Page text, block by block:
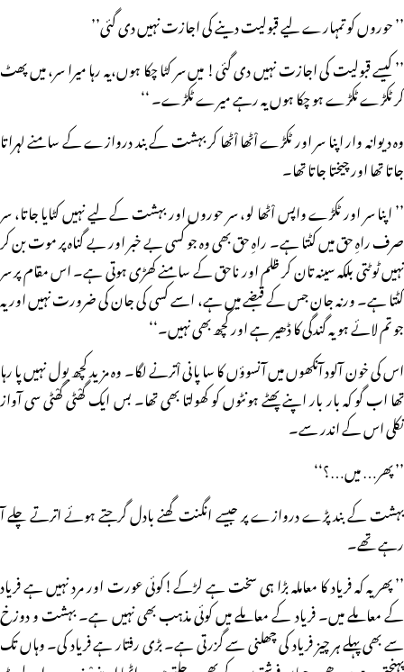
’’ حوروں کو تمہارے لیے قبولیت دینے کی اجازت نہیں دی گئی’’
’’ کیسے قبولیت کی اجازت نہیں دی گئی! میں سر کٹا چکا ہوں،یہ رہا میرا سر، میں پھٹ
کر ٹکڑے ٹکڑے ہو چکا ہوں یہ رہے میرے ٹکڑے۔ ‘‘
وہ دیوانہ وار اپنا سر اور ٹکڑے اْٹھا اْٹھا کر بہشت کے بند دروازے کے سامنے لہراتا
جاتا تھا اور چیختا جاتا تھا۔
’’ اپنا سر اور ٹکڑے واپس اْٹھا لو، سر حوروں اور بہشت کے لیے نہیں کٹایا جاتا، سر
صرف راہِ حق میں کٹتا ہے۔ راہِ حق بھی وہ جو کسی بے خبر اور بے گناہ پر موت بن کر
نہیں ٹوٹتی بلکہ سینہ تان کر ظلم اور ناحق کے سامنے کھڑی ہوتی ہے۔ اس مقام پر سر
کٹتا ہے۔ ورنہ جان جس کے قبضے میں ہے، اسے کسی کی جان کی ضرورت نہیں اور یہ
جو تم لائے ہو یہ گندگی کا ڈھیر ہے اور کچھ بھی نہیں۔‘‘
اس کی خون آلود آنکھوں میں آنسوؤں کا سا پانی اْترنے لگا۔ وہ مزید کچھ بول نہیں پا رہا
تھا اب گو کہ بار بار اپنے پھٹے ہونٹوں کو کھولتا بھی تھا۔ بس ایک گھْٹی گھْٹی سی آواز
نکلی اس کے اندر سے۔
’’ پھر… میں…؟‘‘
بہشت کے بند پڑے دروازے پر جیسے انگنت گھنے بادل گرجتے ہوئے اترتے چلے آ
رہے تھے۔
’’ پھر یہ کہ فریاد کا معاملہ بڑا ہی سخت ہے لڑکے!کوئی عورت اور مرد نہیں ہے فریاد
کے معاملے میں۔ فریاد کے معاملے میں کوئی مذہب بھی نہیں ہے۔ بہشت و دوزخ
سے بھی پہلے ہر چیز فریاد کی چھلنی سے گزرتی ہے۔ بڑی رفتار ہے فریاد کی۔ وہاں تک